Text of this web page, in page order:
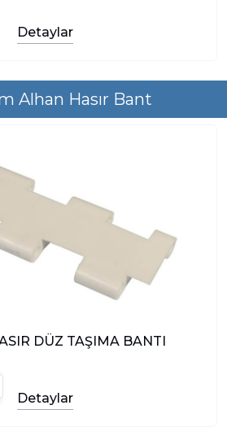
Detaylar
Alhan Hasır Bant
DÜZ TAŞIMA BANTI
Detaylar